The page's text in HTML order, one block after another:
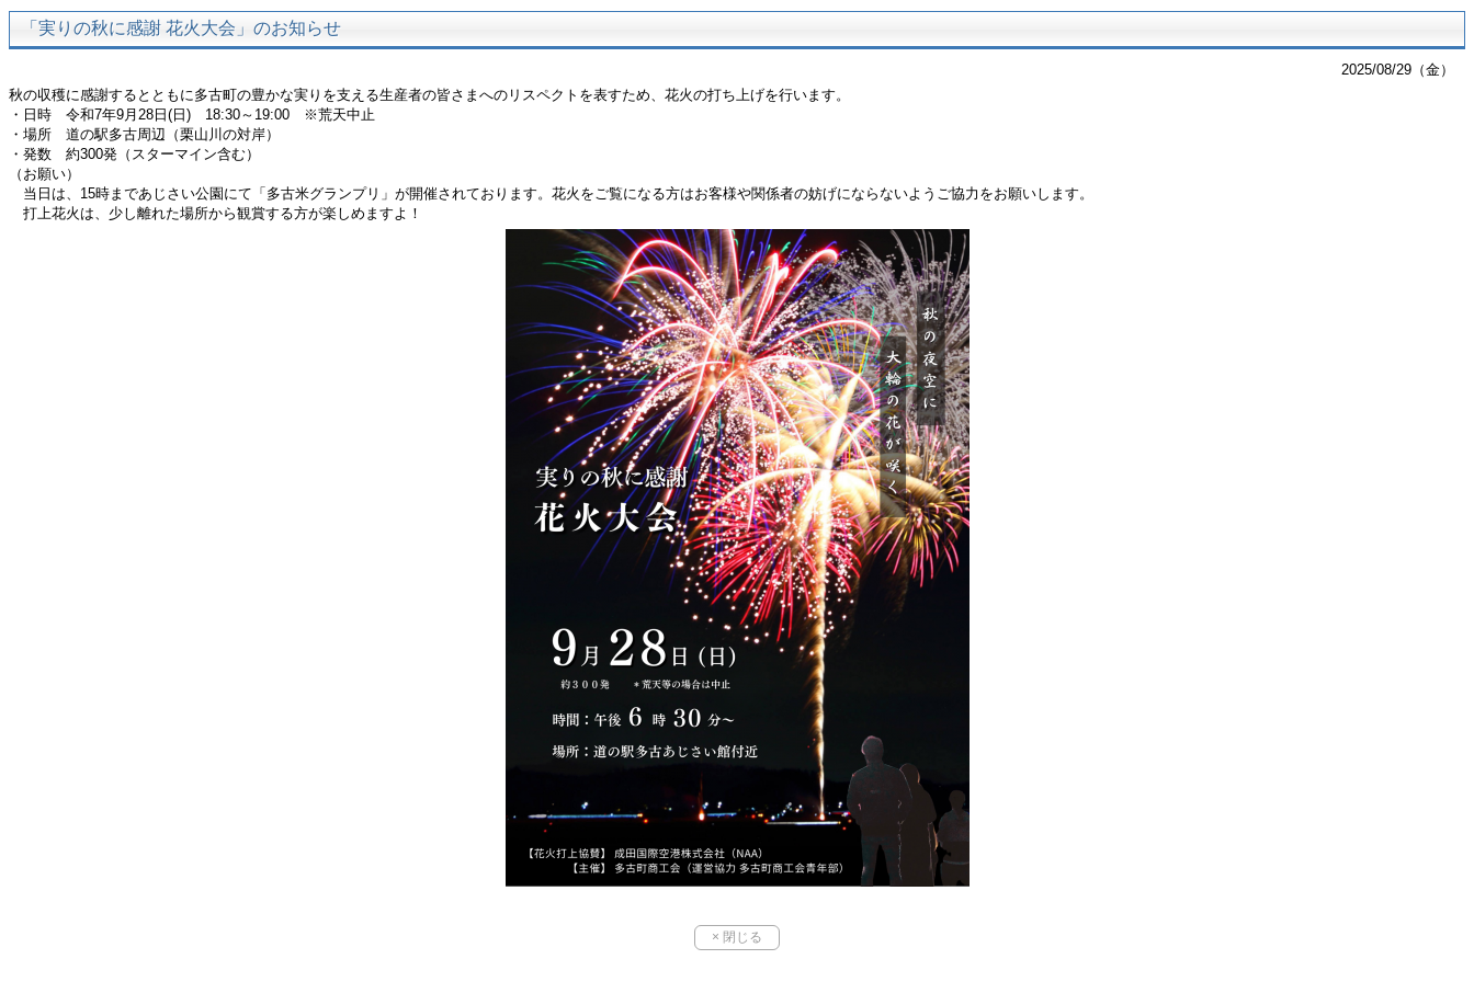
「実りの秋に感謝 花火大会」のお知らせ
2025/08/29（金）
秋の収穫に感謝するとともに多古町の豊かな実りを支える生産者の皆さまへのリスペクトを表すため、花火の打ち上げを行います。
・日時 令和7年9月28日(日) 18:30～19:00 ※荒天中止
・場所 道の駅多古周辺（栗山川の対岸）
・発数 約300発（スターマイン含む）
（お願い）
当日は、15時まであじさい公園にて「多古米グランプリ」が開催されております。花火をご覧になる方はお客様や関係者の妨げにならないようご協力をお願いします。
打上花火は、少し離れた場所から観賞する方が楽しめますよ！
× 閉じる